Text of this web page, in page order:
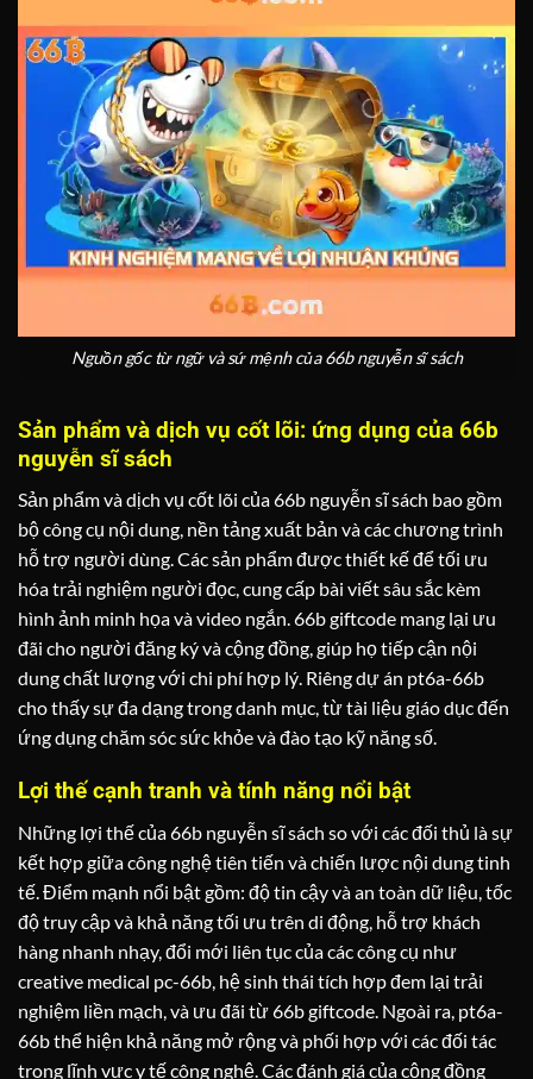
Nguồn gốc từ ngữ và sứ mệnh của 66b nguyễn sĩ sách
Sản phẩm và dịch vụ cốt lõi: ứng dụng của 66b
nguyễn sĩ sách
Sản phẩm và dịch vụ cốt lõi của 66b nguyễn sĩ sách bao gồm
bộ công cụ nội dung, nền tảng xuất bản và các chương trình
hỗ trợ người dùng. Các sản phẩm được thiết kế để tối ưu
hóa trải nghiệm người đọc, cung cấp bài viết sâu sắc kèm
hình ảnh minh họa và video ngắn. 66b giftcode mang lại ưu
đãi cho người đăng ký và cộng đồng, giúp họ tiếp cận nội
dung chất lượng với chi phí hợp lý. Riêng dự án pt6a-66b
cho thấy sự đa dạng trong danh mục, từ tài liệu giáo dục đến
ứng dụng chăm sóc sức khỏe và đào tạo kỹ năng số.
Lợi thế cạnh tranh và tính năng nổi bật
Những lợi thế của 66b nguyễn sĩ sách so với các đối thủ là sự
kết hợp giữa công nghệ tiên tiến và chiến lược nội dung tinh
tế. Điểm mạnh nổi bật gồm: độ tin cậy và an toàn dữ liệu, tốc
độ truy cập và khả năng tối ưu trên di động, hỗ trợ khách
hàng nhanh nhạy, đổi mới liên tục của các công cụ như
creative medical pc-66b, hệ sinh thái tích hợp đem lại trải
nghiệm liền mạch, và ưu đãi từ 66b giftcode. Ngoài ra, pt6a-
66b thể hiện khả năng mở rộng và phối hợp với các đối tác
trong lĩnh vực y tế công nghệ. Các đánh giá của cộng đồng